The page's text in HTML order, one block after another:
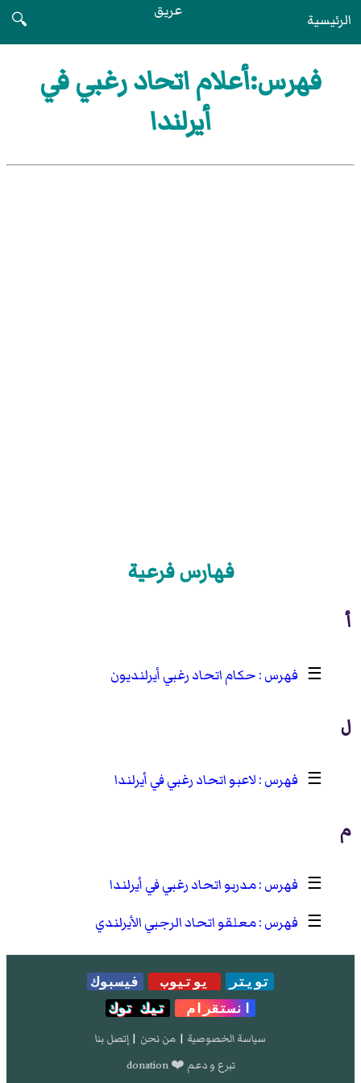
الرئيسية عريق
🔍
فهرس:أعلام اتحاد رغبي في
أيرلندا
فهارس فرعية
أ
☰ حكام اتحاد رغبي أيرلنديون
ل
☰ لاعبو اتحاد رغبي في أيرلندا
م
☰
مدربو اتحاد رغبي في أيرلندا
☰
معلقو اتحاد الرجبي الأيرلندي
تويتر يوتيوب
فيسبوك
انستقرام
تيك توك
سياسة الخصوصية | من نحن | إتصل بنا
تبرع و دعم ❤️ donation